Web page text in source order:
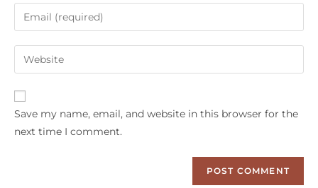
Save my name, email, and website in this browser for the
next time I comment.